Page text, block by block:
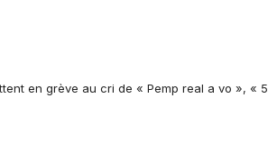
en grève au cri de « Pemp real a vo », « 5